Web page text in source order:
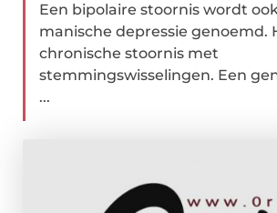
Een bipolaire stoornis wordt
manische depressie genoemd.
chronische stoornis met
stemmingswisselingen. Een
...